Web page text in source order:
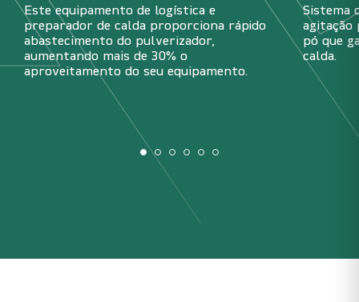
Este equipamento de logística e
preparador de calda proporciona rápido
abastecimento do pulverizador,
aumentando mais de 30% o
aproveitamento do seu equipamento.
Sistema
agitação
pó que
calda.